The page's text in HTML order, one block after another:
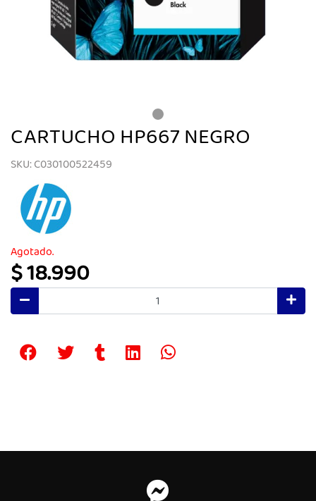
CARTUCHO HP667 NEGRO
SKU: C030100522459
Agotado.
$ 18.990